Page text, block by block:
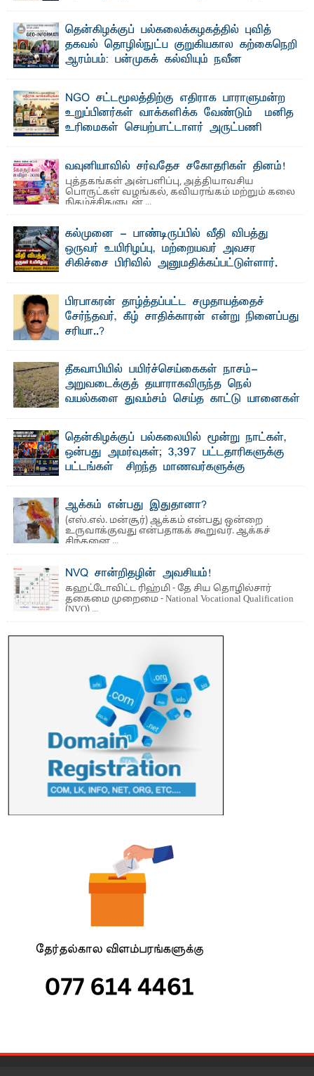
"ஒ ரு மாணவனின் அல்லது மாணவியின் கனவு என்னால்
கலைக்கப்படாது" என்ற உறுதியை ஒவ்வொரு மாணவரும் ...
தென்கிழக்குப் பல்கலைக்கழகத்தில் புவித்
தகவல் தொழில்நுட்ப குறுகியகால கற்கைநெறி
ஆரம்பம்: பன்முகக் கல்வியும் நவீன
பேராசிரியர் எம். எம். பாஸில்
தெ ன்கிழக்குப் பல்கலைக்கழகத்தின் கலை மற்றும் கலாசார
பீடத்தின் புவியியல் துறையினால் ...
NGO சட்டமூலத்திற்கு எதிராக பாராளுமன்ற
உறுப்பினர்கள் வாக்களிக்க வேண்டும் – மனித
உரிமைகள் செயற்பாட்டாளர் அருட்பணி
லூக்ஜோன் வேண்டுகோள்
ஜே. எப். காமிலா பேகம்- இ லங்கை அரசாங்கம் அரசுசாரா
அமைப்புகள் (NGO) தொடர்பான புதிய சட்டமூலத்தை ...
வவுனியாவில் சர்வதேச சகோதரிகள் தினம்!
புத்தகங்கள் அன்பளிப்பு, அத்தியாவசிய
பொருட்கள் வழங்கல், கவியரங்கம் மற்றும் கலை
நிகழ்ச்சிகளுடன் ...
கல்முனை - பாண்டிருப்பில் வீதி விபத்து
ஒருவர் உயிரிழப்பு, மற்றையவர் அவசர
சிகிச்சை பிரிவில் அனுமதிக்கப்பட்டுள்ளார்.
பாண்டிருப்பு ...பிரபாகரன் தாழ்த்தப்பட்ட சமுதாயத்தைச்
சேர்ந்தவர், கீழ் சாதிக்காரன் என்று நினைப்பது
சரியா..?
தீகவாபியில் பயிர்ச்செய்கைகள் நாசம்-
அறுவடைக்குத் தயாராகவிருந்த நெல்
வயல்களை துவம்சம் செய்த காட்டு யானைகள்
காணப்பட்ட பல ...தென்கிழக்குப் பல்கலையில் மூன்று நாட்கள்,
ஒன்பது அமர்வுகள்; 3,397 பட்டதாரிகளுக்கு
பட்டங்கள் – சிறந்த மாணவர்களுக்கு
மற்றும் சிறப்புப் பரிசுகள்
எம்.வை. அமீர்- ஒ லுவிலில் அமைந்துள்ள தென்கிழக்குப்
பல்கலைக்கழகத்தின் 18ஆவது பொதுப் பட்டமளிப்பு விழா ...
ஆக்கம் என்பது இதுதானா?
(எஸ்.எல். மன்சூர்) ஆக்கம் என்பது ஒன்றை
உருவாக்குவது என்பதாகக் கூறுவர். ஆக்கச்
சிந்தனை ...
NVQ சான்றிதழின் அவசியம்!
கஹட்டோவிட்ட ரிஹ்மி - தே சிய தொழில்சார்
தகைமை முறைமை - National Vocational Qualification
(NVQ) ...